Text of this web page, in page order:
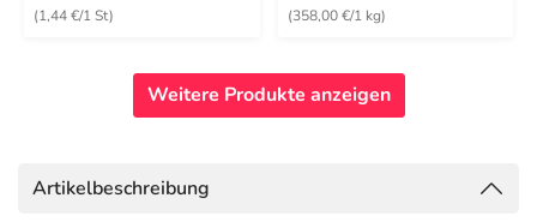
(1,44 €/1 St) (358,00 €/1 kg)
Weitere Produkte anzeigen
Artikelbeschreibung